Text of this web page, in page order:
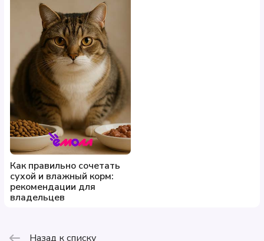
Как правильно сочетать
сухой и влажный корм:
рекомендации для
владельцев
Назад к списку